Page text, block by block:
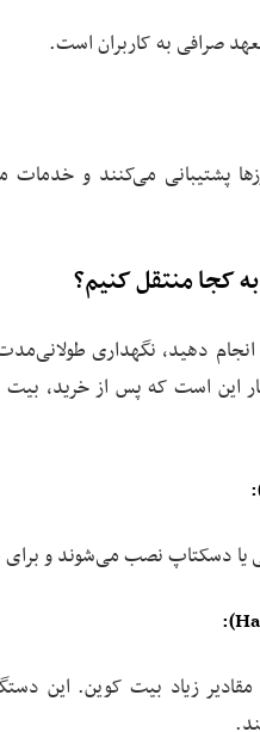
صرافی به کاربران است.
پشتیبانی می‌کنند و خدمات
کجا منتقل کنیم؟
انجام دهید، نگهداری
این است که پس از خرید،
یا دسکتاپ نصب می‌شوند و
زیاد بیت کوین. این